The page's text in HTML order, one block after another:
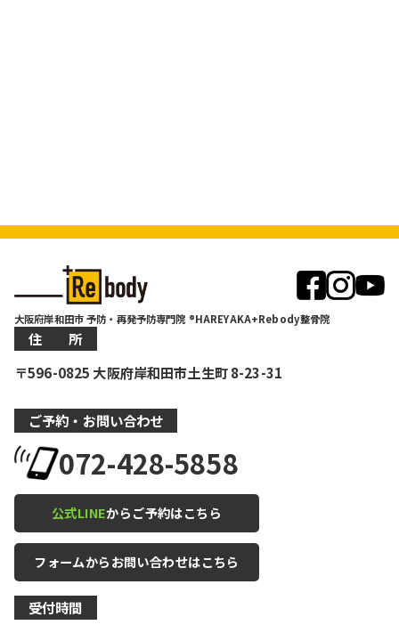
大阪府岸和田市 予防・再発予防専門院 ®HAREYAKA+Rebody整骨院
住 所
〒596-0825 大阪府岸和田市土生町 8-23-31
ご予約・お問い合わせ
072-428-5858
公式LINEからご予約はこちら
フォームからお問い合わせはこちら
受付時間